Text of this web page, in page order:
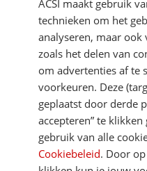
DIRECT NAAR
MEER ACSI FREELIFE
ACSI maakt gebruik
technieken om het
analyseren, maar
zoals het delen van
om advertenties af te
voorkeuren. Deze
geplaatst door derde
accepteren” te
gebruik van alle
Cookiebeleid. Door op